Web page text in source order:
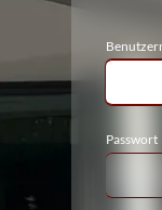
Passwort